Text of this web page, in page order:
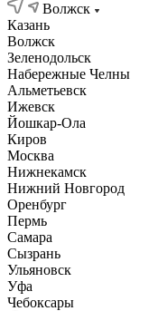
Волжск
Казань
Волжск
Зеленодольск
Набережные Челны
Альметьевск
Ижевск
Йошкар-Ола
Киров
Москва
Нижнекамск
Нижний Новгород
Оренбург
Пермь
Самара
Сызрань
Ульяновск
Уфа
Чебоксары